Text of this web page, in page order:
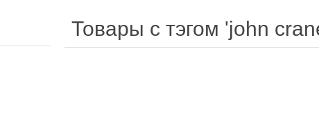
Товары с тэгом 'john